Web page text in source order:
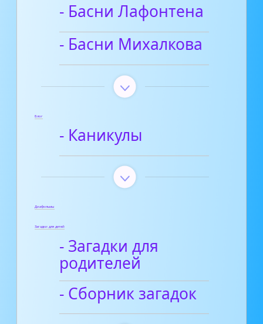
- Басни Лафонтена
- Басни Михалкова
Блог
- Каникулы
Диафильмы
Загадки для детей
- Загадки для
родителей
- Сборник загадок